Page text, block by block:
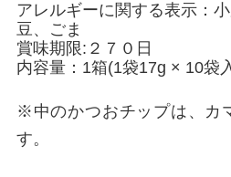
アレルギーに関する表示：
豆、ごま
賞味期限:２７０日
内容量：1箱(1袋17g × 10袋
※中のかつおチップは、カ
す。